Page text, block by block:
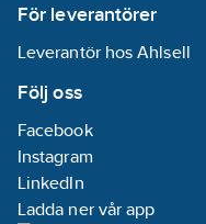
För leverantörer
Leverantör hos Ahlsell
Följ oss
Facebook
Instagram
LinkedIn
Ladda ner vår app